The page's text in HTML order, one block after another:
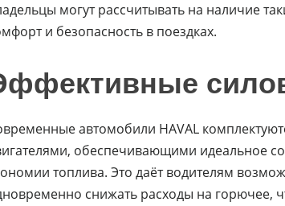
могут рассчитывать на наличие
и безопасность в поездках.
автомобили HAVAL
обеспечивающими идеальное
топлива. Это даёт водителям
снижать расходы на горючее,